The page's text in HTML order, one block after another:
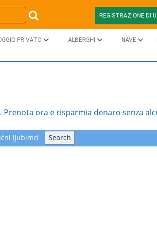
REGISTRAZIONE DI
PRIVATO ALBERGHI NAVE
ora e risparmia denaro senza
ljubimci